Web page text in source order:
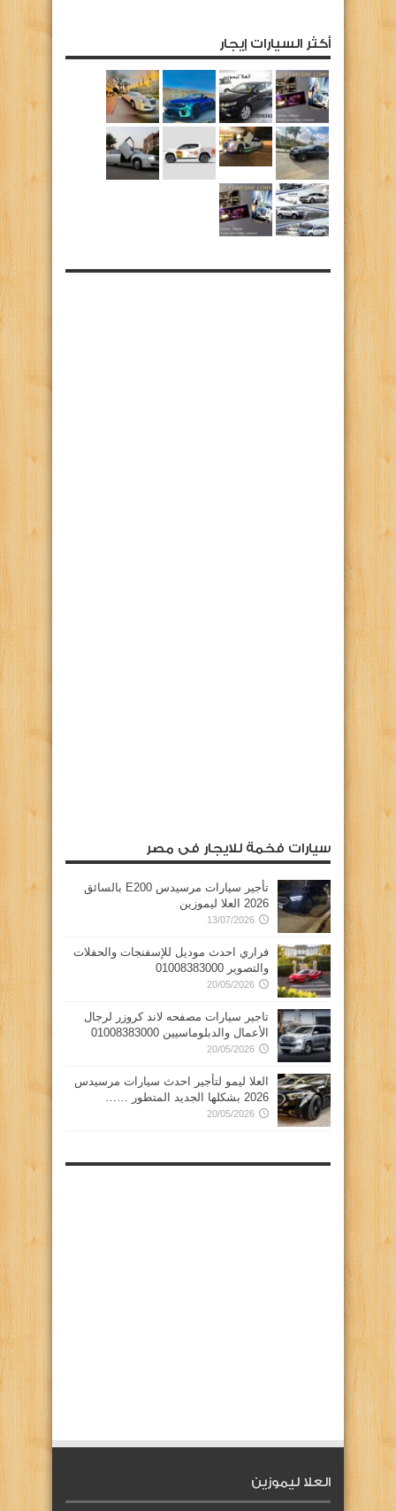
أكثر السيارات إيجار
سيارات فخمة للايجار فى مصر
تأجير سيارات مرسيدس E200 بالسائق
2026 العلا ليموزين
13/07/2026
فراري احدث موديل للإسفنجات والحفلات
والتصوير 01008383000
20/05/2026
تاجير سيارات مصفحه لاند كروزر لرجال
الأعمال والدبلوماسيين 01008383000
20/05/2026
العلا ليمو لتأجير احدث سيارات مرسيدس
2026 بشكلها الجديد المتطور ……
20/05/2026
العلا ليموزين